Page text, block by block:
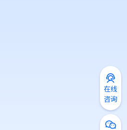
在线
咨询